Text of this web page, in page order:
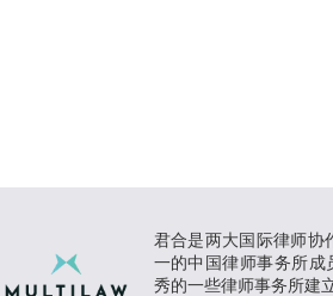
君合是两大国际律师协
一的中国律师事务所
秀的一些律师事务所建